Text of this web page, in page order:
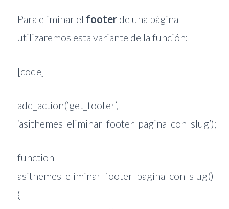
Para eliminar el footerde una página
utilizaremos esta variante de la función:
[code]
add_action(‘get_footer’,
‘asithemes_eliminar_footer_pagina_con_slug’);
function
asithemes_eliminar_footer_pagina_con_slug()
{